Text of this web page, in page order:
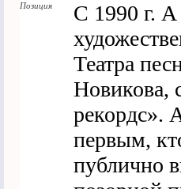
Позиция
С 1990 г.
Театра
Новикова,
рекордс».
первым,
публично